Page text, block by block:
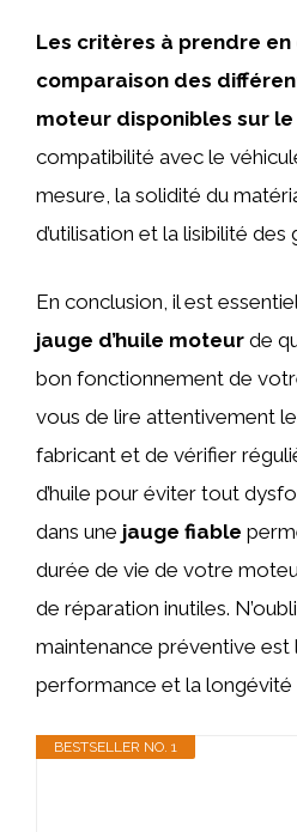
Les critères à prendre
comparaison des
moteur disponibles sur
compatibilité avec le
mesure, la solidité du
d’utilisation et la lisibilité des
En conclusion, il est
jauge d’huile moteur de
bon fonctionnement de
vous de lire attentivement
fabricant et de vérifier
d’huile pour éviter tout
dans une jauge fiable
durée de vie de votre
de réparation inutiles.
maintenance préventive est
performance et la
BESTSELLER NO. 1